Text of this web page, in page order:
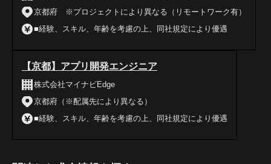
京都府 ※プロジェクトにより異なる（リモートワーク有）
■経験、スキル、年齢を考慮の上、同社規定により優遇
【京都】アプリ開発エンジニア
株式会社マイナビEdge
京都府（※配属先により異なる）
■経験、スキル、年齢を考慮の上、同社規定により優遇